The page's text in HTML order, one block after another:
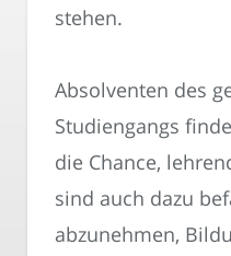
stehen.
Absolventen des
Studiengangs
die Chance,
sind auch dazu
abzunehmen,